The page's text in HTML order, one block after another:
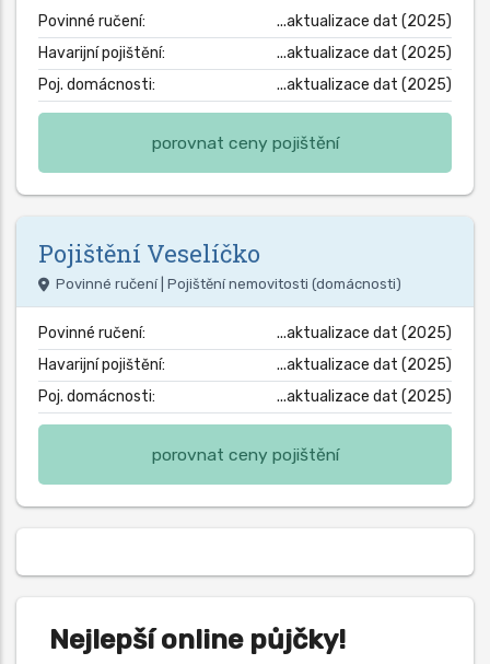
Povinné ručení:
...aktualizace dat (2025)
Havarijní pojištění:
...aktualizace dat (2025)
Poj. domácnosti:
...aktualizace dat (2025)
porovnat ceny pojištění
Pojištění Veselíčko
Povinné ručení | Pojištění nemovitosti (domácnosti)
Povinné ručení:
...aktualizace dat (2025)
Havarijní pojištění:
...aktualizace dat (2025)
Poj. domácnosti:
...aktualizace dat (2025)
porovnat ceny pojištění
Nejlepší online půjčky!